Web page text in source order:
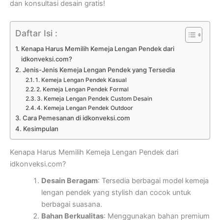
dan konsultasi desain gratis!
Daftar Isi :
Kenapa Harus Memilih Kemeja Lengan Pendek dari
idkonveksi.com?
Jenis-Jenis Kemeja Lengan Pendek yang Tersedia
1. Kemeja Lengan Pendek Kasual
2. Kemeja Lengan Pendek Formal
3. Kemeja Lengan Pendek Custom Desain
4. Kemeja Lengan Pendek Outdoor
Cara Pemesanan di idkonveksi.com
Kesimpulan
Kenapa Harus Memilih Kemeja Lengan Pendek dari
idkonveksi.com?
Desain Beragam: Tersedia berbagai model kemeja
lengan pendek yang stylish dan cocok untuk
berbagai suasana.
Bahan Berkualitas: Menggunakan bahan premium